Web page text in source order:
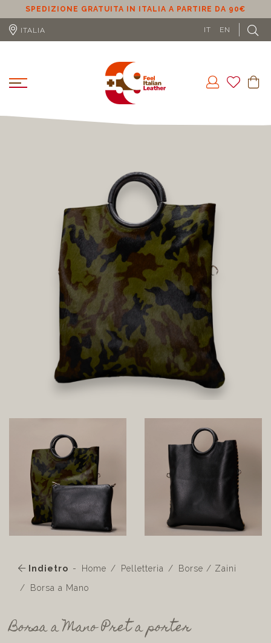
SPEDIZIONE GRATUITA IN ITALIA A PARTIRE DA 90€
ITALIA IT EN
Indietro Home Pelletteria
Borse / Zaini
Borsa a Mano
Borsa a Mano Pret a porter